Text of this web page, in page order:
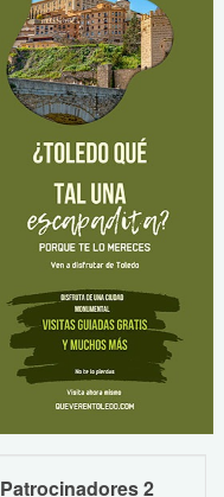
Patrocinadores 2